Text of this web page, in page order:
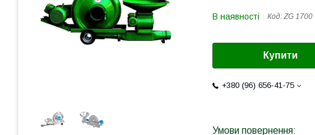
В наявності Код: ZG 1700
Купити
+380 (96) 656-41-75